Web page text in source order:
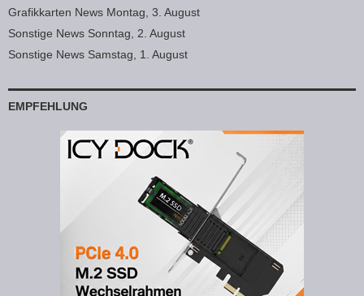
Grafikkarten News Montag, 3. August
Sonstige News Sonntag, 2. August
Sonstige News Samstag, 1. August
EMPFEHLUNG